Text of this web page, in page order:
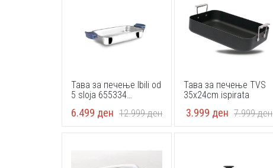
Тава за печење Ibili od
5 sloja 655334
stainless steel + 3
6.499 ден 12.999ден
Тава за печење TVS
35x24cm ispirata
3.999 ден 7.999ден